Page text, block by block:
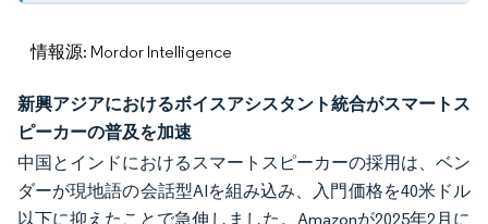
情報源: Mordor Intelligence
新興アジアにおけるボイスアシスタント統合がスマートス
ピーカーの普及を加速
中国とインドにおけるスマートスピーカーの採用は、ベン
ダーが現地語の会話型AIを組み込み、入門価格を40米ドル
以下に抑えたことで急伸しました。Amazonが2025年2月に